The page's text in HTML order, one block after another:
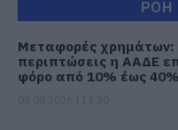
ΡΟΗ
Μεταφορές χρημάτων:
περιπτώσεις η ΑΑΔΕ
φόρο από 10% έως 40%